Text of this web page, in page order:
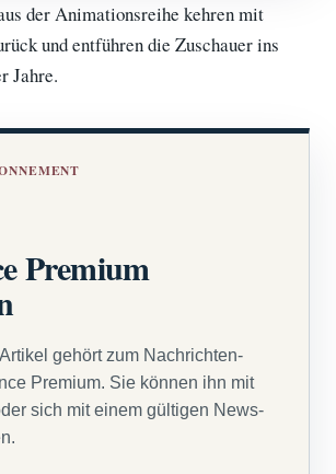
der Animationsreihe kehren mit
und entführen die Zuschauer ins
Jahre.
Premium
gehört zum Nachrichten-
Premium. Sie können ihn mit
sich mit einem gültigen News-